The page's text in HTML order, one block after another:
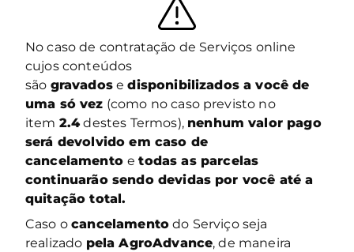
No caso de contratação de Serviços online
cujos conteúdos
são gravadosedisponibilizados a você de
uma só vez (como no caso previsto no
item 2.4destes Termos), nenhum valor pago
será devolvido em caso de
cancelamentoetodas as parcelas
continuarão sendo devidas por você até a
quitação total.
Caso ocancelamento do Serviço seja
realizado pela AgroAdvance, de maneira